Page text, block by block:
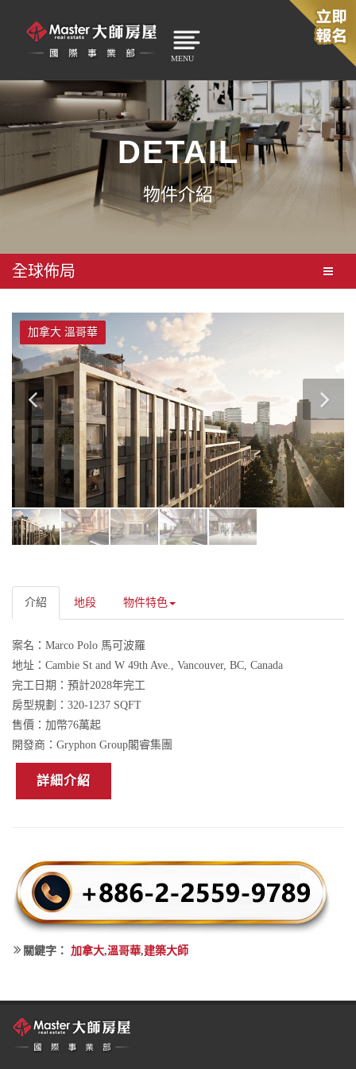
MENU
DETAIL
物件介紹
全球佈局
加拿大 溫哥華
介紹 地段 物件特色
案名： Marco Polo 馬可波羅
地址： Cambie St and W 49th Ave., Vancouver, BC, Canada
完工日期： 預計2028年完工
房型規劃： 320-1237 SQFT
售價： 加幣76萬起
開發商： Gryphon Group閣睿集團
詳細介紹
關鍵字： 加拿大,溫哥華,建築大師